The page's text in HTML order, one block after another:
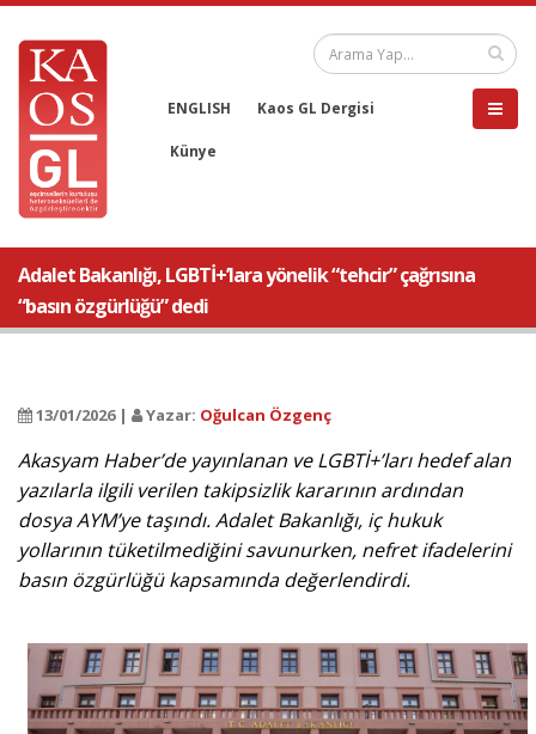
ENGLISH Kaos GL Dergisi
Künye
Adalet Bakanlığı, LGBTİ+’lara yönelik “tehcir” çağrısına
“basın özgürlüğü” dedi
13/01/2026 | Yazar: Oğulcan Özgenç
Akasyam Haber’de yayınlanan ve LGBTİ+’ları hedef alan
yazılarla ilgili verilen takipsizlik kararının ardından
dosya AYM’ye taşındı. Adalet Bakanlığı, iç hukuk
yollarının tüketilmediğini savunurken, nefret ifadelerini
basın özgürlüğü kapsamında değerlendirdi.